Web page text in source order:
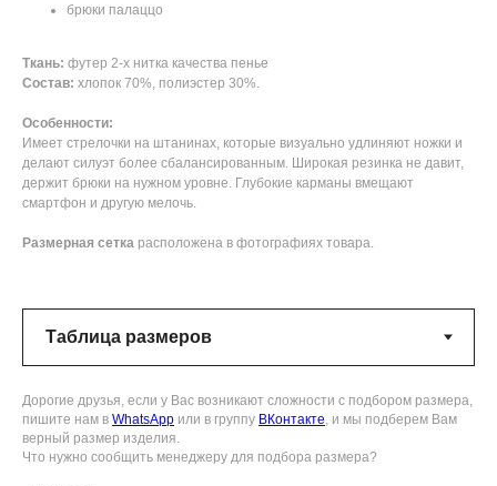
брюки палаццо
Ткань: футер 2-х нитка качества пенье
Состав: хлопок 70%, полиэстер 30%.
Особенности:
Имеет стрелочки на штанинах, которые визуально удлиняют ножки и
делают силуэт более сбалансированным. Широкая резинка не давит,
держит брюки на нужном уровне. Глубокие карманы вмещают
смартфон и другую мелочь.
Размерная сетка расположена в фотографиях товара.
Дорогие друзья, если у Вас возникают сложности с подбором размера,
пишите нам в WhatsApp или в группу ВКонтакте, и мы подберем Вам
верный размер изделия.
Что нужно сообщить менеджеру для подбора размера?